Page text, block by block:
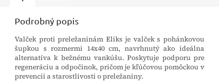
Podrobný popis
Valček proti preležaninám Eliks je valček s pohánkovou
šupkou s rozmermi 14x40 cm, navrhnutý ako ideálna
alternatíva k bežnému vankúšu. Poskytuje podporu pre
regeneráciu a odpočinok, pričom je kľúčovou pomôckou v
prevencii a starostlivosti o preležaniny.